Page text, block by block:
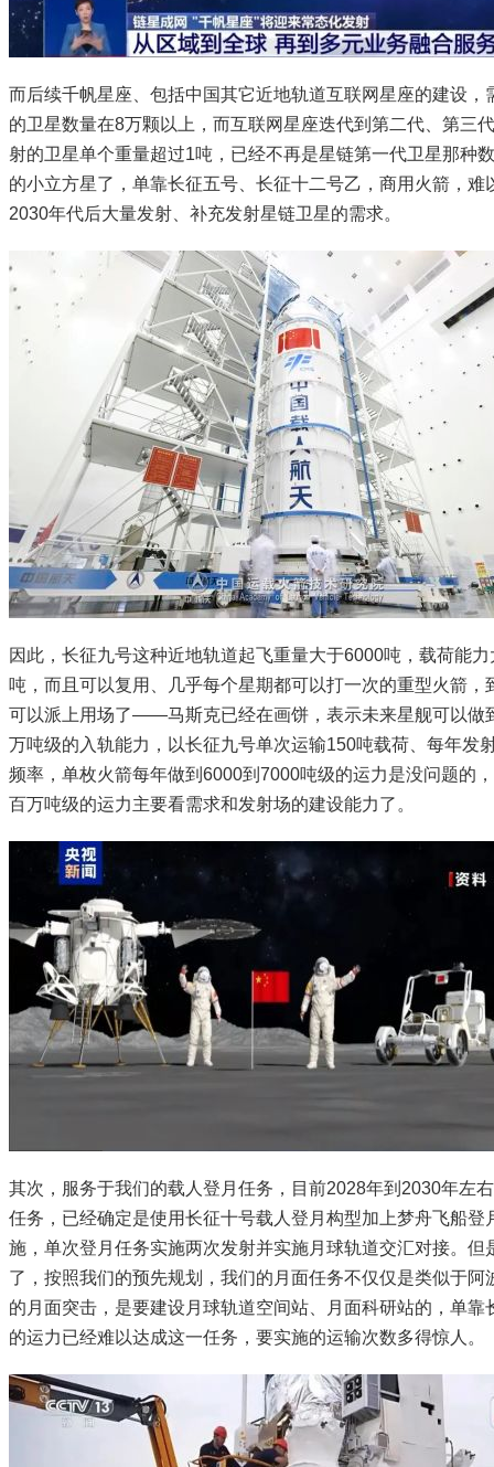
而后续千帆星座、包括中国其它近地轨道互联网星座的建设，
的卫星数量在8万颗以上，而互联网星座迭代到第二代、第三
射的卫星单个重量超过1吨，已经不再是星链第一代卫星那种
的小立方星了，单靠长征五号、长征十二号乙，商用火箭，难
2030年代后大量发射、补充发射星链卫星的需求。
因此，长征九号这种近地轨道起飞重量大于6000吨，载荷能
吨，而且可以复用、几乎每个星期都可以打一次的重型火箭，
可以派上用场了——马斯克已经在画饼，表示未来星舰可以做
万吨级的入轨能力，以长征九号单次运输150吨载荷、每年发
频率，单枚火箭每年做到6000到7000吨级的运力是没问题的
百万吨级的运力主要看需求和发射场的建设能力了。
其次，服务于我们的载人登月任务，目前2028年到2030年左
任务，已经确定是使用长征十号载人登月构型加上梦舟飞船登
施，单次登月任务实施两次发射并实施月球轨道交汇对接。但
了，按照我们的预先规划，我们的月面任务不仅仅是类似于阿
的月面突击，是要建设月球轨道空间站、月面科研站的，单靠
的运力已经难以达成这一任务，要实施的运输次数多得惊人。